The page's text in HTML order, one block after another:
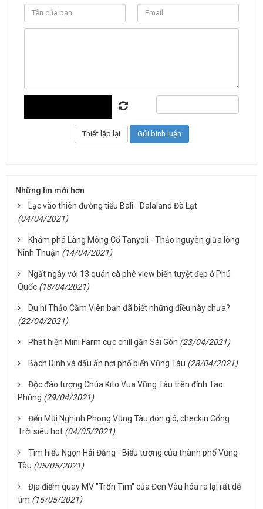
Những tin mới hơn
Lạc vào thiên đường tiểu Bali - Dalaland Đà Lạt
(04/04/2021)
Khám phá Làng Mông Cổ Tanyoli - Thảo nguyên giữa lòng
Ninh Thuận (14/04/2021)
Ngất ngây với 13 quán cà phê view biển tuyệt đẹp ở Phú
Quốc (18/04/2021)
Du hí Thảo Cầm Viên bạn đã biết những điều này chưa?
(22/04/2021)
Phát hiện Mini Farm cực chill gần Sài Gòn (23/04/2021)
Bạch Dinh và dấu ấn nơi phố biển Vũng Tàu (28/04/2021)
Độc đáo tượng Chúa Kito Vua Vũng Tàu trên đỉnh Tao
Phùng (29/04/2021)
Đến Mũi Nghinh Phong Vũng Tàu đón gió, checkin Cổng
Trời siêu hot (04/05/2021)
Tìm hiểu Ngọn Hải Đăng - Biểu tượng của thành phố Vũng
Tàu (05/05/2021)
Địa điểm quay MV "Trốn Tìm" của Đen Vâu hóa ra lại rất dễ
tìm (15/05/2021)